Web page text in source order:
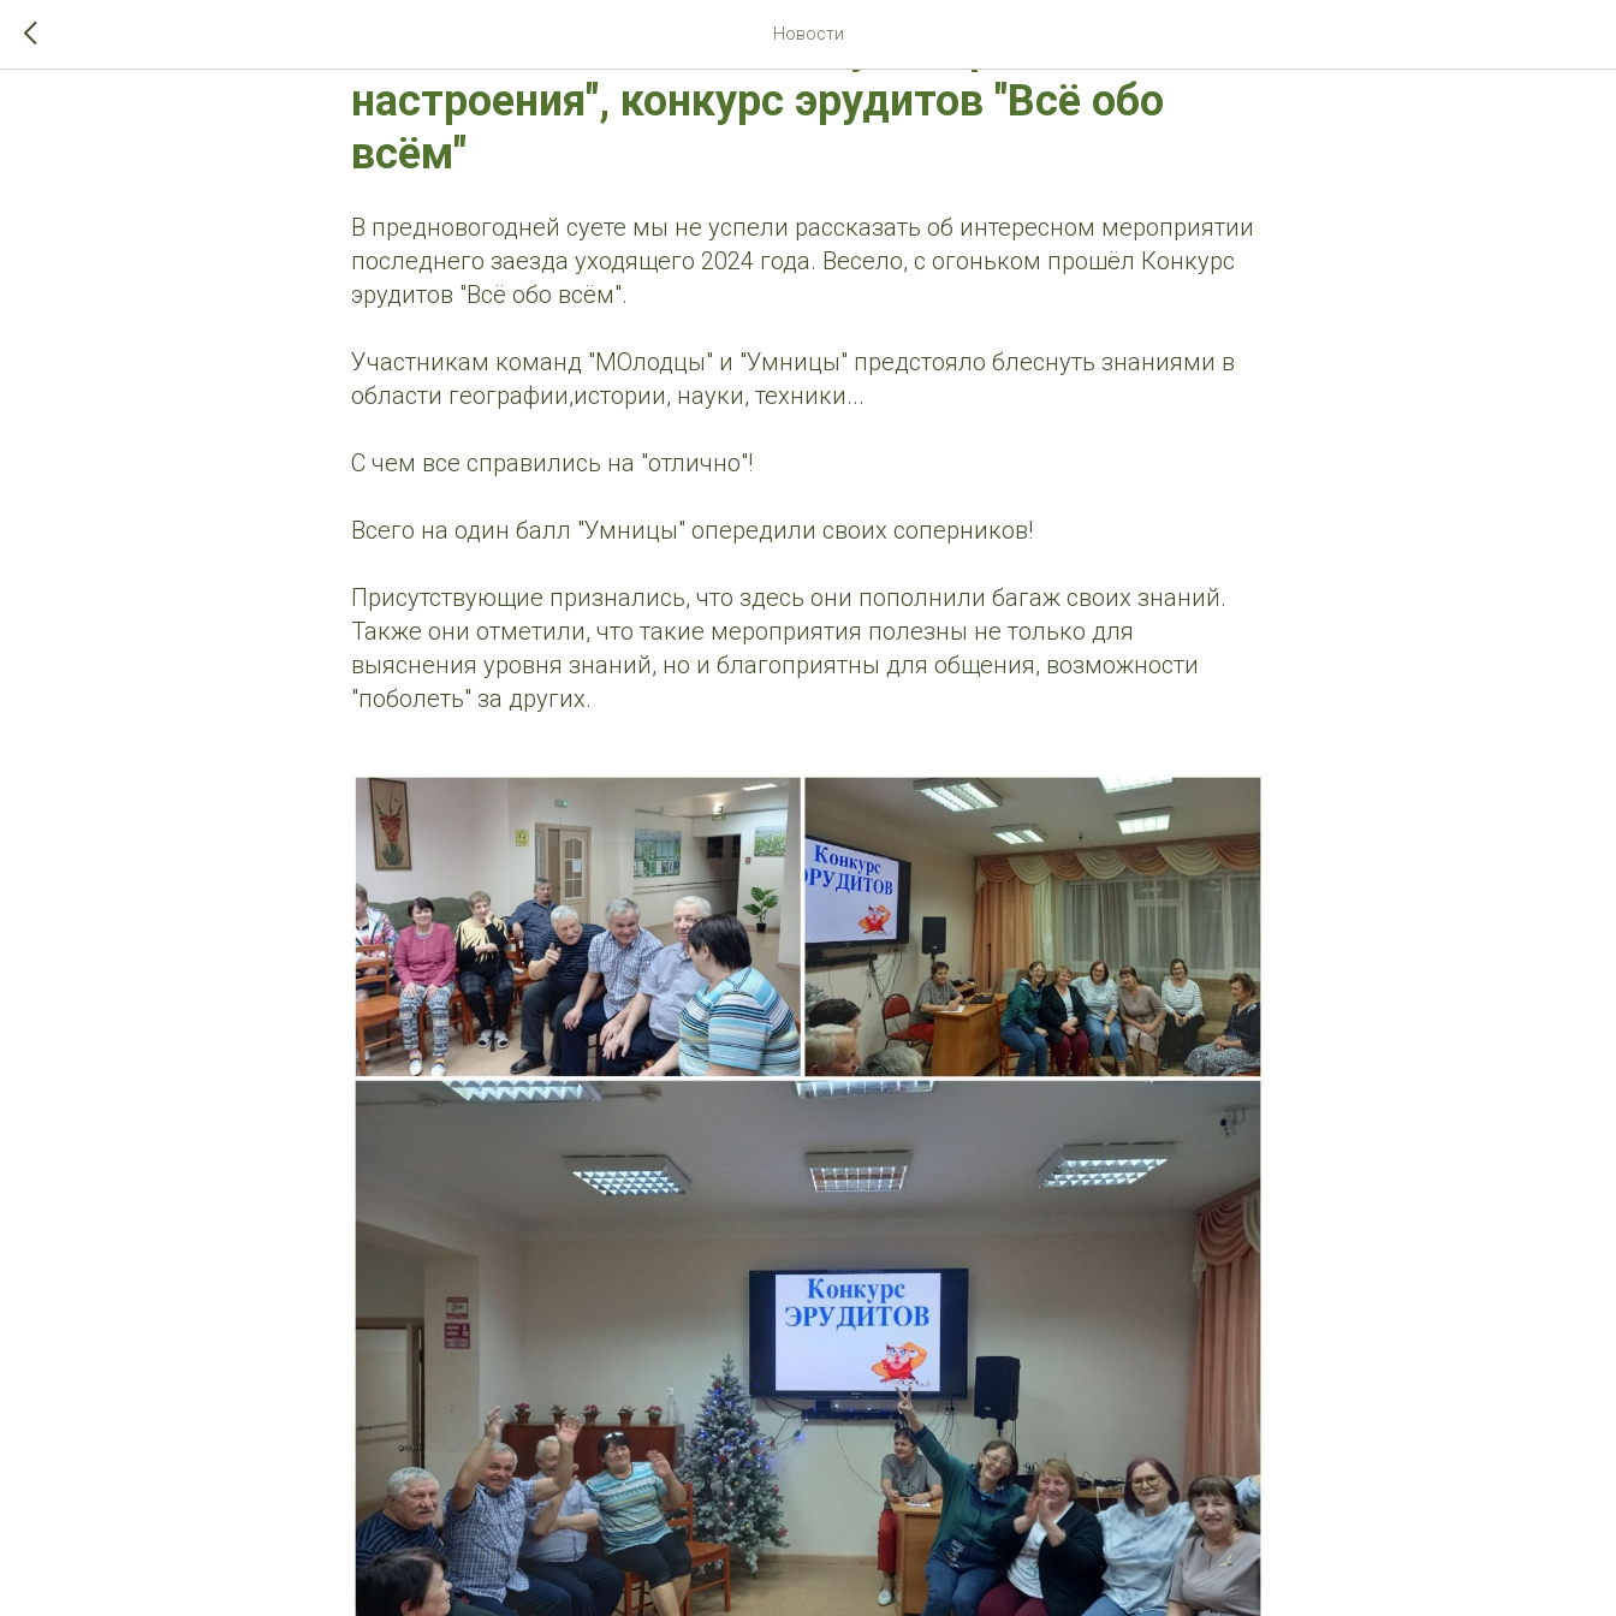
Новости
Школа долголетия: "Радуга хорошего
настроения", конкурс эрудитов "Всё обо
всём"
В предновогодней суете мы не успели рассказать об интересном мероприятии
последнего заезда уходящего 2024 года. Весело, с огоньком прошёл Конкурс
эрудитов "Всё обо всём".
Участникам команд "МОлодцы" и "Умницы" предстояло блеснуть знаниями в
области географии,истории, науки, техники...
С чем все справились на "отлично"!
Всего на один балл "Умницы" опередили своих соперников!
Присутствующие признались, что здесь они пополнили багаж своих знаний.
Также они отметили, что такие мероприятия полезны не только для
выяснения уровня знаний, но и благоприятны для общения, возможности
"поболеть" за других.